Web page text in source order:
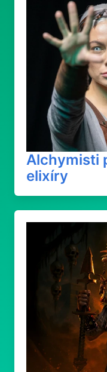
Alchymisti
elixíry